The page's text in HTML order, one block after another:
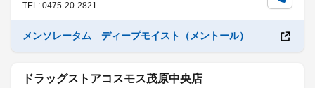
TEL: 0475-20-2821
メンソレータム ディープモイスト（メントール）
ドラッグストアコスモス茂原中央店